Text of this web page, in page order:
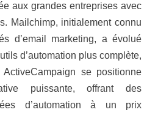
aux grandes entreprises avec
Mailchimp, initialement connu
d’email marketing, a évolué
d’automation plus complète,
se positionne
puissante, offrant des
d’automation à un prix